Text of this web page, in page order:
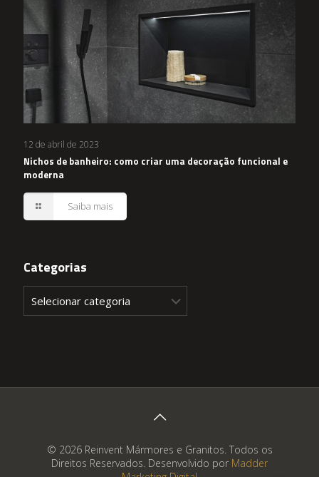
12 de abril de 2023
Nichos de banheiro: como criar uma decoração funcional e
moderna
Saiba mais
Categorias
© 2026 Reinvent Mármores e Granitos. Todos os
Direitos Reservados. Desenvolvido por Madder